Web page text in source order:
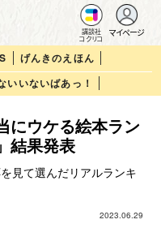
講談社
コクリコ
マイページ
げんきのえほん
いいないばあっ！
にウケる絵本ラン
結果発表
見て選んだリアルランキ
2023.06.29